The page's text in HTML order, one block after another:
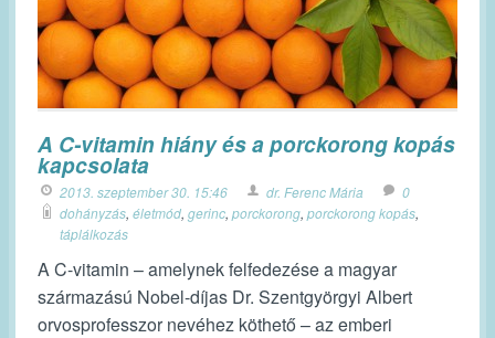
A C-vitamin hiány és a porckorong kopás
kapcsolata
2013. szeptember 30. 15:46 dr. Ferenc Mária
0
dohányzás, életmód, gerinc, porckorong, porckorong kopás,
táplálkozás
A C-vitamin – amelynek felfedezése a magyar
származású Nobel-díjas Dr. Szentgyörgyi Albert
orvosprofesszor nevéhez köthető – az emberi